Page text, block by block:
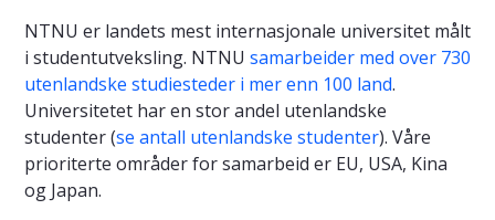
NTNU er landets mest internasjonale universitet målt
i studentutveksling. NTNU samarbeider med over 730
utenlandske studiesteder i mer enn 100 land.
Universitetet har en stor andel utenlandske
studenter (se antall utenlandske studenter). Våre
prioriterte områder for samarbeid er EU, USA, Kina
og Japan.